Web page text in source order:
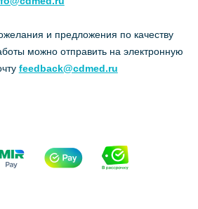
и предложения по качеству
можно отправить на электронную
feedback@cdmed.ru